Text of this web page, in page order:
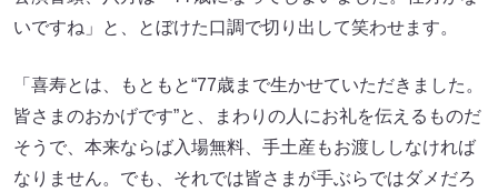
の気持ちを伝えました。